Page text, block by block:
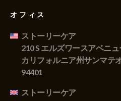
オフィス
ストーリーケア
210 S エルズワースアベニ
カリフォルニア州サンマテ
94401
ストーリーケア